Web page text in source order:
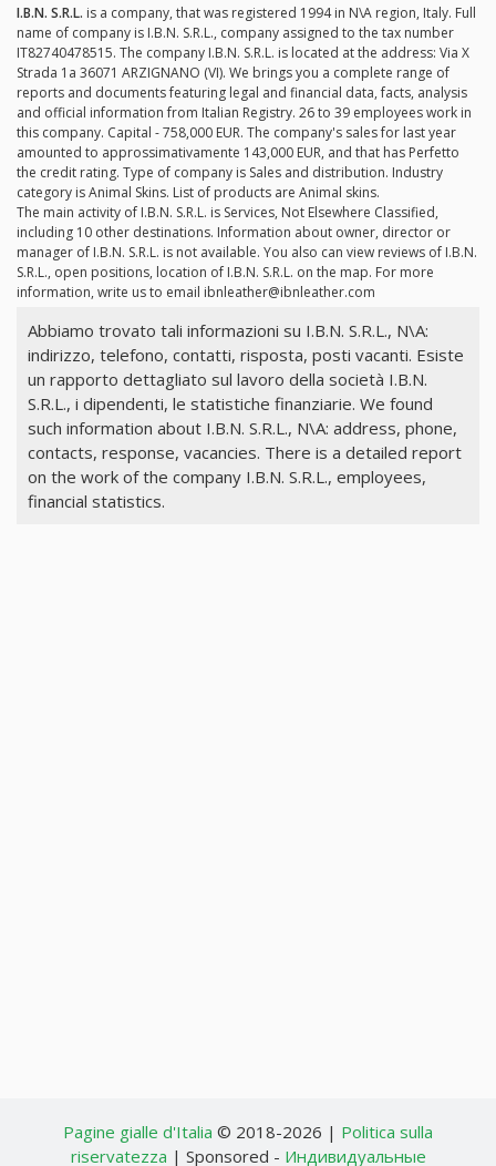
I.B.N. S.R.L. is a company, that was registered 1994 in N\A region, Italy. Full
name of company is I.B.N. S.R.L., company assigned to the tax number
IT82740478515. The company I.B.N. S.R.L. is located at the address: Via X
Strada 1a 36071 ARZIGNANO (VI). We brings you a complete range of
reports and documents featuring legal and financial data, facts, analysis
and official information from Italian Registry. 26 to 39 employees work in
this company. Capital - 758,000 EUR. The company's sales for last year
amounted to approssimativamente 143,000 EUR, and that has Perfetto
the credit rating. Type of company is Sales and distribution. Industry
category is Animal Skins. List of products are Animal skins.
The main activity of I.B.N. S.R.L. is Services, Not Elsewhere Classified,
including 10 other destinations. Information about owner, director or
manager of I.B.N. S.R.L. is not available. You also can view reviews of I.B.N.
S.R.L., open positions, location of I.B.N. S.R.L. on the map. For more
information, write us to email ibnleather@ibnleather.com
Abbiamo trovato tali informazioni su I.B.N. S.R.L., N\A:
indirizzo, telefono, contatti, risposta, posti vacanti. Esiste
un rapporto dettagliato sul lavoro della società I.B.N.
S.R.L., i dipendenti, le statistiche finanziarie. We found
such information about I.B.N. S.R.L., N\A: address, phone,
contacts, response, vacancies. There is a detailed report
on the work of the company I.B.N. S.R.L., employees,
financial statistics.
Pagine gialle d'Italia © 2018-2026 | Politica sulla
riservatezza | Sponsored - Индивидуальные